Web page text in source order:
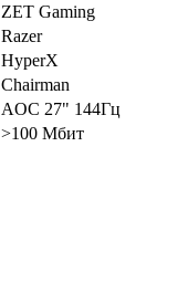
ZET Gaming
Razer
HyperX
Chairman
AOC 27" 144Гц
>100 Мбит